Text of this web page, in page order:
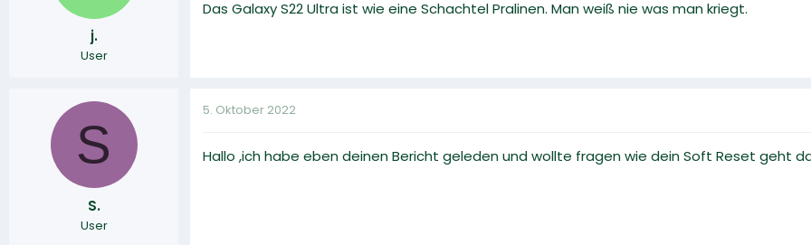
j.
User
Das Galaxy S22 Ultra ist wie eine Schachtel Pralinen. Man weiß nie was man kriegt.
S
S.
User
5. Oktober 2022
Hallo ,ich habe eben deinen Bericht geleden und wollte fragen wie dein Soft Reset geht